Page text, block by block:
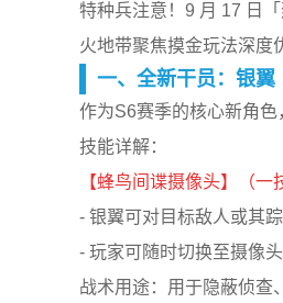
特种兵注意！9 月 17 日
火地带聚焦摸金玩法深度
一、全新干员：银翼
作为S6赛季的核心新角色
技能详解：
【蜂鸟间谍摄像头】（一
- 银翼可对目标敌人或其
- 玩家可随时切换至摄像
战术用途：用于隐蔽侦查